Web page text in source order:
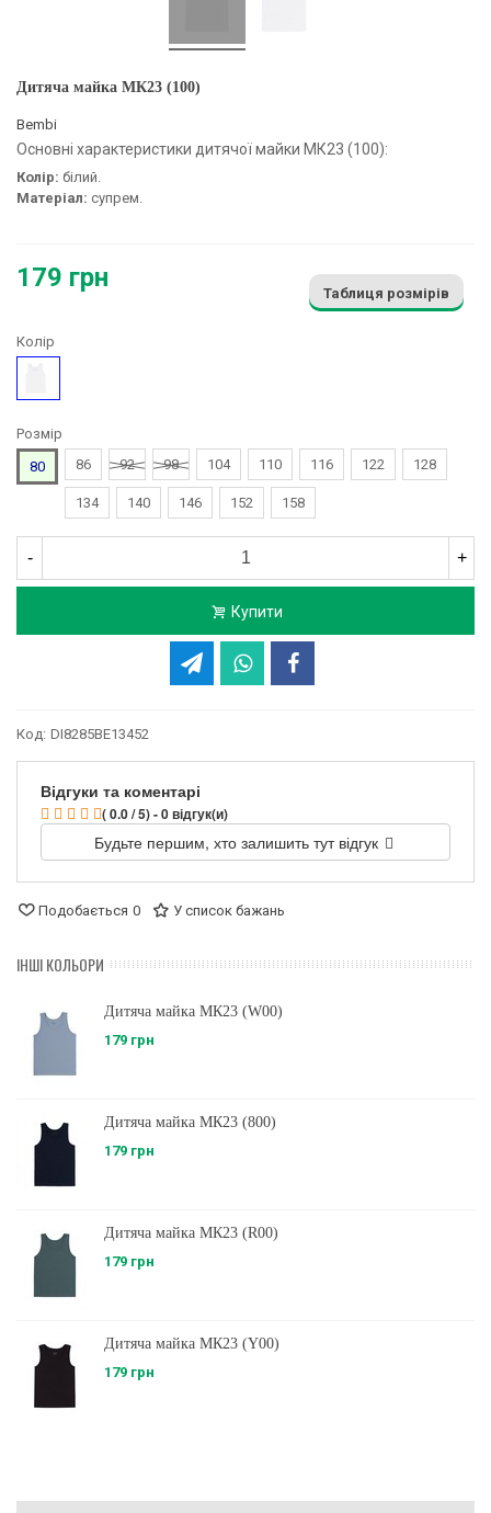
Дитяча майка МК23 (100)
Bembi
Основні характеристики дитячої майки МК23 (100):
Колір: білий.
Матеріал: супрем.
179 грн
Таблиця розмірів
Колір
Білий
Розмір
80
86 92 98 104 110 116 122 128
134 140 146 152 158
- +
Купити
Код: DI8285BE13452
Відгуки та коментарі
( 0.0 / 5) - 0 відгук(и)
Будьте першим, хто залишить тут відгук
Подобається 0 У список бажань
ІНШІ КОЛЬОРИ
Дитяча майка МК23 (W00)
179 грн
Дитяча майка МК23 (800)
179 грн
Дитяча майка МК23 (R00)
179 грн
Дитяча майка МК23 (Y00)
179 грн